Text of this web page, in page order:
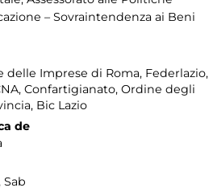
– Sovraintendenza ai Beni
Imprese di Roma, Federlazio,
Confartigianato, Ordine degli
Bic Lazio
de
Sab